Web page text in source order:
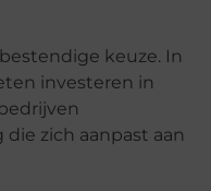
keuze. In
investeren in
zich aanpast aan